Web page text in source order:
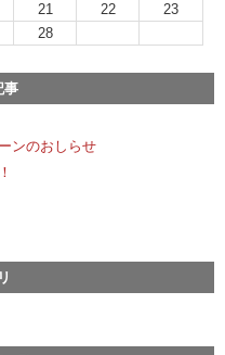
21 22
23
28
事
ンのおしらせ